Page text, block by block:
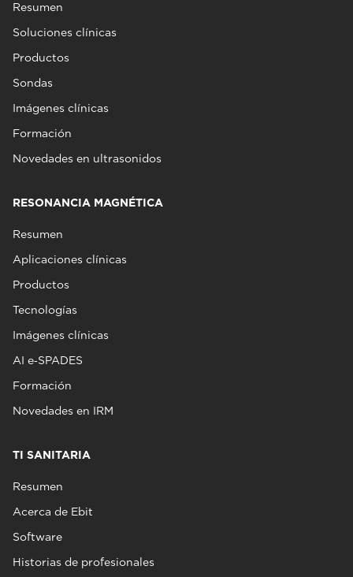
Resumen
Soluciones clínicas
Productos
Sondas
Imágenes clínicas
Formación
Novedades en ultrasonidos
RESONANCIA MAGNÉTICA
Resumen
Aplicaciones clínicas
Productos
Tecnologías
Imágenes clínicas
AI e‑SPADES
Formación
Novedades en IRM
TI SANITARIA
Resumen
Acerca de Ebit
Software
Historias de profesionales